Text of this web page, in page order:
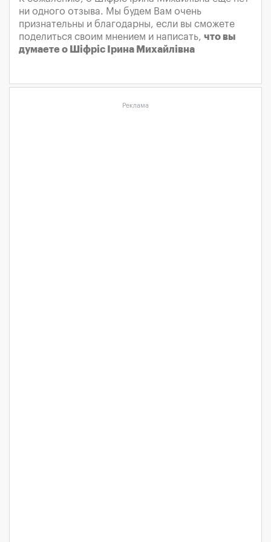
ни одного отзыва. Мы будем Вам очень
признательны и благодарны, если вы сможете
поделиться своим мнением и написать, что вы
думаете о Шіфріс Ірина Михайлівна
Реклама